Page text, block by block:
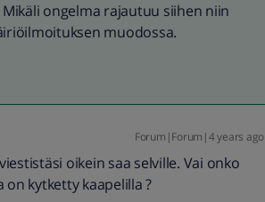
ongelma rajautuu siihen niin
muodossa.
Forum|Forum|4 years ago
oikein saa selville. Vai onko
kytketty kaapelilla ?